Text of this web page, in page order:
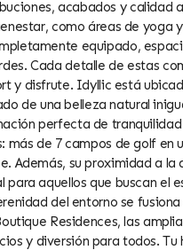
acabados y calidad
como áreas de yoga
equipado,
Cada detalle de estas
y disfrute. Idyllic está
de una belleza natural
perfecta de
de 7 campos de golf en
Además, su proximidad a
para aquellos que buscan el
del entorno se
Residences, las
y diversión para todos.